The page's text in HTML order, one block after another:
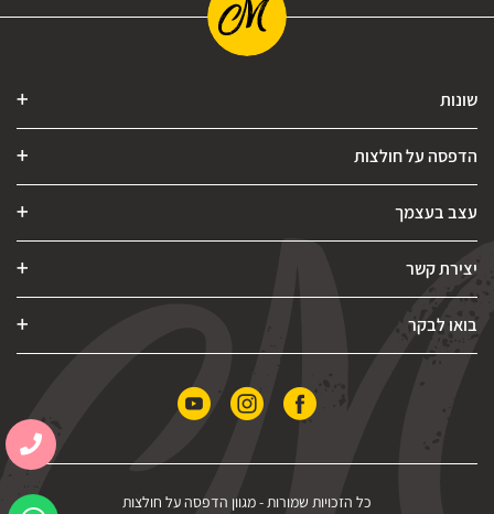
שונות
הדפסה על חולצות
עצב בעצמך
יצירת קשר
בואו לבקר
כל הזכויות שמורות -מגוון הדפסה על חולצות